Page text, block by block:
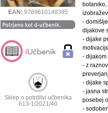
EAN: 9789610148395
Sklep o potrditvi učbenika
613-1/2021/40
-
dijakove
- dijake
- dijakom
- z
- dijake
- jasna
posebej
-